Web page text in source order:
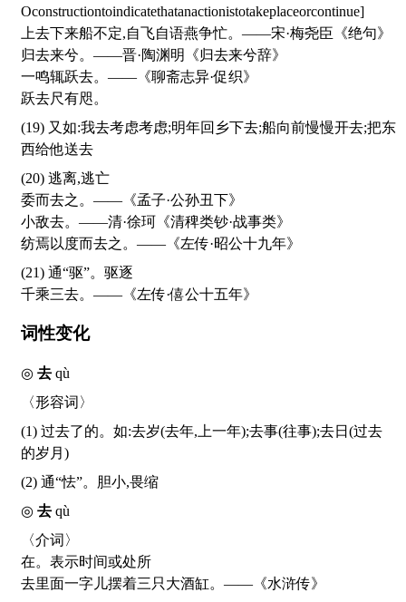
Oconstructiontoindicatethatanactionistotakeplaceorcontinue]
上去下来船不定,自飞自语燕争忙。——宋·梅尧臣《绝句》
归去来兮。——晋·陶渊明《归去来兮辞》
一鸣辄跃去。——《聊斋志异·促织》
跃去尺有咫。
(19) 又如:我去考虑考虑;明年回乡下去;船向前慢慢开去;把东
西给他送去
(20) 逃离,逃亡
委而去之。——《孟子·公孙丑下》
小敌去。——清·徐珂《清稗类钞·战事类》
纺焉以度而去之。——《左传·昭公十九年》
(21) 通“驱”。驱逐
千乘三去。——《左传·僖公十五年》
词性变化
去 qù
〈形容词〉
(1) 过去了的。如:去岁(去年,上一年);去事(往事);去日(过去
的岁月)
(2) 通“怯”。胆小,畏缩
去 qù
〈介词〉
在。表示时间或处所
去里面一字儿摆着三只大酒缸。——《水浒传》